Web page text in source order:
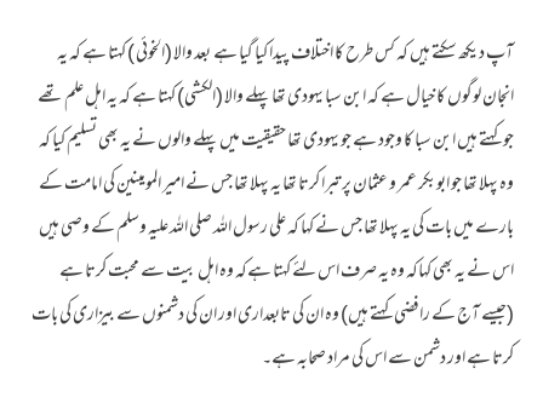
آپ دیکھ سکتے ہیں کہ کس طرح کا اختلاف پیدا کیا گیا ہے بعد والا (الخوئی ) کہتا ہے کہ یہ
انجان لوگوں کا خیال ہے کہ ابن سبا یہودی تھا پہلے والا (الکشی) کہتا ہے کہ یہ اہل علم تھے
جو کہتے ہیں ابن سبا کا وجود ہے جو یہودی تھا حقیقیت میں پہلے والوں نے یہ بھی تسلیم کیا کہ
وہ پہلا تھا جو ابوبکر عمر و عثمان پر تبرا کرتا تھا یہ پہلا تھا جس نے امیر المومینین کی امامت کے
بارے میں بات کی یہ پہلا تھا جس نے کہا کہ علی رسول اللہ صلی اللہ علیہ وسلم کے وصی ہیں
اس نے یہ بھی کہاکہ وہ یہ صرف اس لئے کہتا ہےکہ وہ اہل بیت سے محبت کرتا ہے
(جیسے آج کے رافضی کہتے ہیں) وہ ان کی تابعداری اور ان کی دشمنوں سے بیزاری کی بات
کرتا ہے اور دشمن سے اس کی مراد صحابہ ہے۔